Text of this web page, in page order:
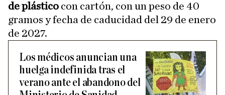
de plástico con cartón, con un peso de 40
gramos y fecha de caducidad del 29 de enero
de 2027.
Los médicos anuncian una
huelga indefinida tras el
verano ante el abandono del